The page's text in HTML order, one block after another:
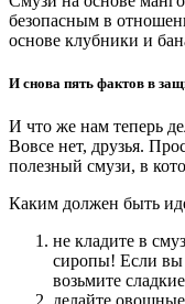
безопасным в
основе клубники и
И снова пять фактов в
И что же нам теперь
Вовсе нет, друзья.
полезный смузи, в
Каким должен быть
не кладите в
сиропы! Если вы
возьмите